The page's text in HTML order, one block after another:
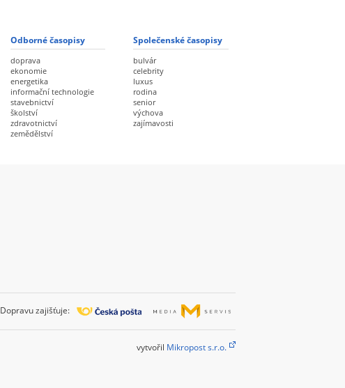
Odborné časopisy
doprava
ekonomie
energetika
informační technologie
stavebnictví
školství
zdravotnictví
zemědělství
Společenské časopisy
bulvár
celebrity
luxus
rodina
senior
výchova
zajímavosti
Dopravu zajišťuje:
vytvořil Mikropost s.r.o.